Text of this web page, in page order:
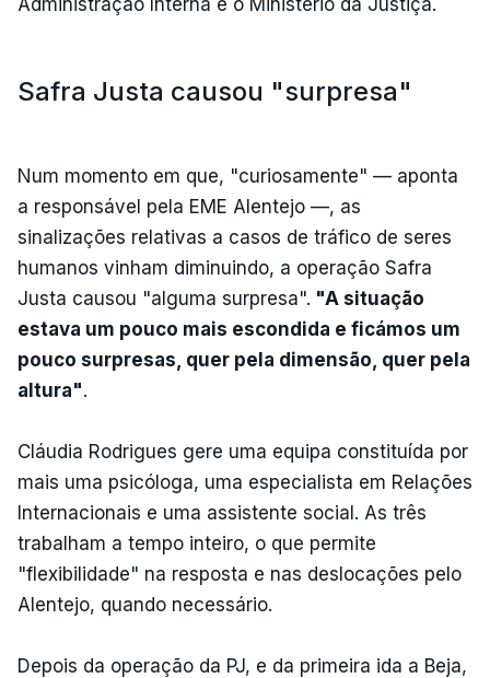
Safra Justa causou "surpresa"
Num momento em que, "curiosamente" — aponta
a responsável pela EME Alentejo —, as
sinalizações relativas a casos de tráfico de seres
humanos vinham diminuindo, a operação Safra
Justa causou "alguma surpresa". "A situação
estava um pouco mais escondida e ficámos um
pouco surpresas, quer pela dimensão, quer pela
altura".
Cláudia Rodrigues gere uma equipa constituída por
mais uma psicóloga, uma especialista em Relações
Internacionais e uma assistente social. As três
trabalham a tempo inteiro, o que permite
"flexibilidade" na resposta e nas deslocações pelo
Alentejo, quando necessário.
Depois da operação da PJ, e da primeira ida a Beja,